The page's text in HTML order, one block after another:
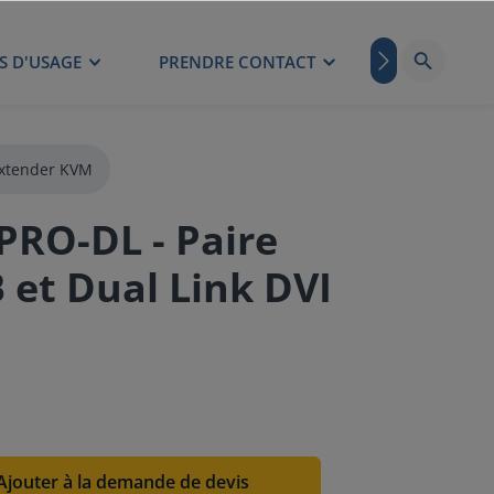
D'USAGE PRENDRE CONTACT BLOG
KVM
DL - Paire
Dual Link DVI
à la demande de devis